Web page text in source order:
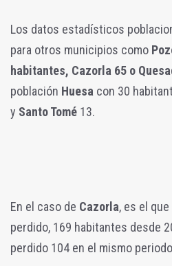
Los datos estadísticos
para otros municipios como
habitantes, Cazorla 65 o
población Huesa con 30
y Santo Tomé 13.
En el caso de Cazorla, es el
perdido, 169 habitantes desde
perdido 104 en el mismo